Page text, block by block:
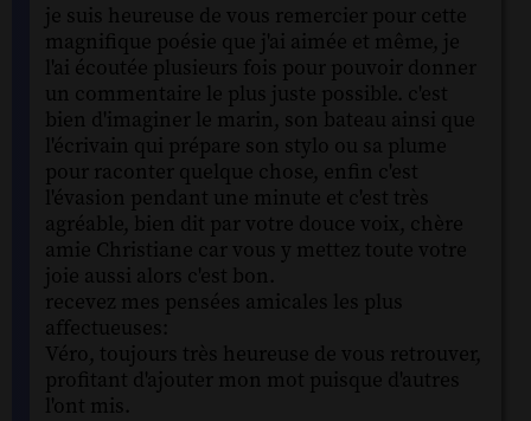
je suis heureuse de vous remercier pour cette
magnifique poésie que j'ai aimée et même, je
l'ai écoutée plusieurs fois pour pouvoir donner
un commentaire le plus juste possible. c'est
bien d'imaginer le marin, son bateau ainsi que
l'écrivain qui prépare son stylo ou sa plume
pour raconter quelque chose, enfin c'est
l'évasion pendant une minute et c'est très
agréable, bien dit par votre douce voix, chère
amie Christiane car vous y mettez toute votre
joie aussi alors c'est bon.
recevez mes pensées amicales les plus
affectueuses:
Véro, toujours très heureuse de vous retrouver,
profitant d'ajouter mon mot puisque d'autres
l'ont mis.